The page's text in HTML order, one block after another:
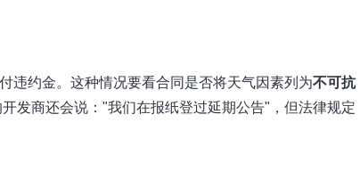
违约金。这种情况要看合同是否将天气因素列为不可抗
发商还会说："我们在报纸登过延期公告"，但法律规定